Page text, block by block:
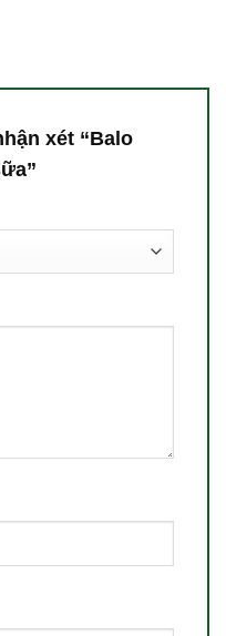
xét “Balo